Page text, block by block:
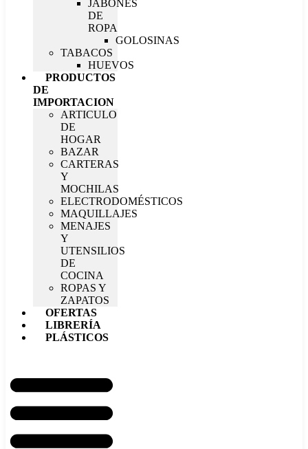
JABONES
DE
ROPA
GOLOSINAS
TABACOS
HUEVOS
PRODUCTOS
DE
IMPORTACION
ARTICULO
DE
HOGAR
BAZAR
CARTERAS
Y
MOCHILAS
ELECTRODOMÉSTICOS
MAQUILLAJES
MENAJES
Y
UTENSILIOS
DE
COCINA
ROPAS Y
ZAPATOS
OFERTAS
LIBRERÍA
PLÁSTICOS